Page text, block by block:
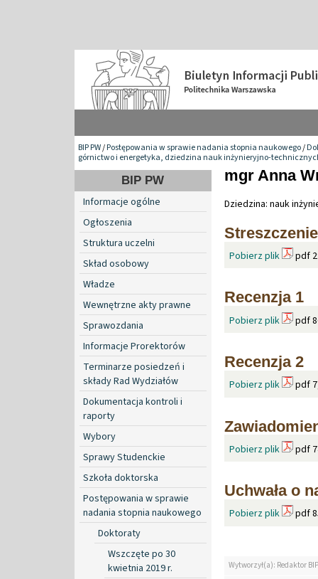
BIP PW/Postępowania w sprawie nadania stopnia naukowego/
górnictwo i energetyka, dziedzina nauk inżynieryjno-
BIP PW
Informacje ogólne
Ogłoszenia
Struktura uczelni
Skład osobowy
Władze
Wewnętrzne akty prawne
Sprawozdania
Informacje Prorektorów
Terminarze posiedzeń i
składy Rad Wydziałów
Dokumentacja kontroli i
raporty
Wybory
Sprawy Studenckie
Szkoła doktorska
Postępowania w sprawie
nadania stopnia naukowego
Doktoraty
Wszczęte po 30
kwietnia 2019 r.
mgr Anna
Dziedzina: nauk
Streszczenie
Pobierz plik pdf
Recenzja 1
Pobierz plik pdf
Recenzja 2
Pobierz plik pdf
Pobierz plik pdf
Uchwała o
Pobierz plik pdf
Wytworzył(a): Redaktor BIP